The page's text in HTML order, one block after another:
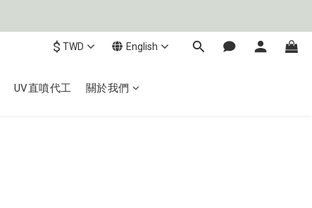
$ TWD English
UV直噴代工 關於我們